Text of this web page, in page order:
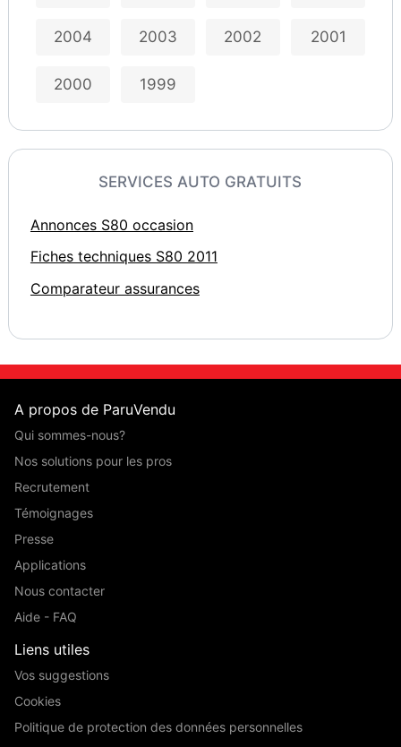
2004 2003 2002 2001
2000 1999
SERVICES AUTO GRATUITS
Annonces S80 occasion
Fiches techniques S80 2011
Comparateur assurances
A propos de ParuVendu
Qui sommes-nous?
Nos solutions pour les pros
Recrutement
Témoignages
Presse
Applications
Nous contacter
Aide - FAQ
Liens utiles
Vos suggestions
Cookies
Politique de protection des données personnelles